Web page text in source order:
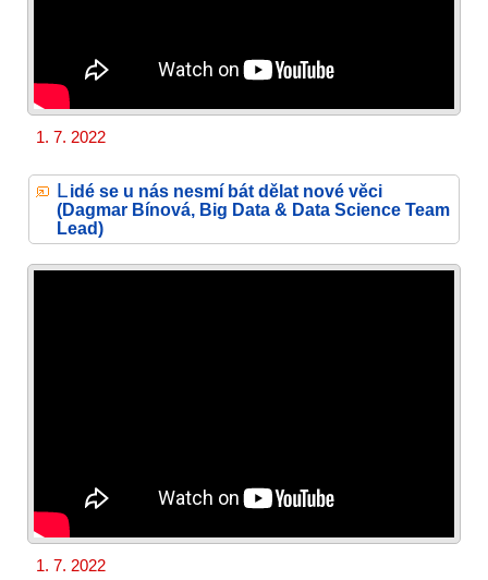
1. 7. 2022
Lidé se u nás nesmí bát dělat nové věci
(Dagmar Bínová, Big Data & Data Science Team
Lead)
1. 7. 2022